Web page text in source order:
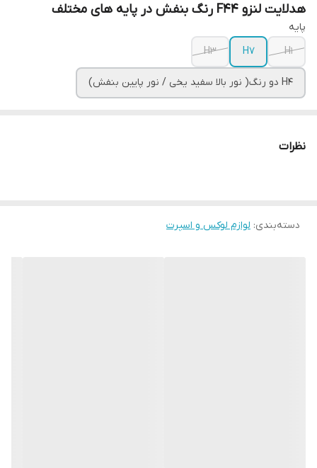
هدلایت لنزو F44 رنگ بنفش در پایه های مختلف
پایه
H1
H7
H3
H4 دو رنگ( نور بالا سفید یخی / نور پایین بنفش)
نظرات
دسته‌بندی: لوازم لوکس و اسپرت